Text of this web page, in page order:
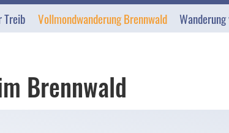
Treib Vollmondwanderung Brennwald
Brennwald